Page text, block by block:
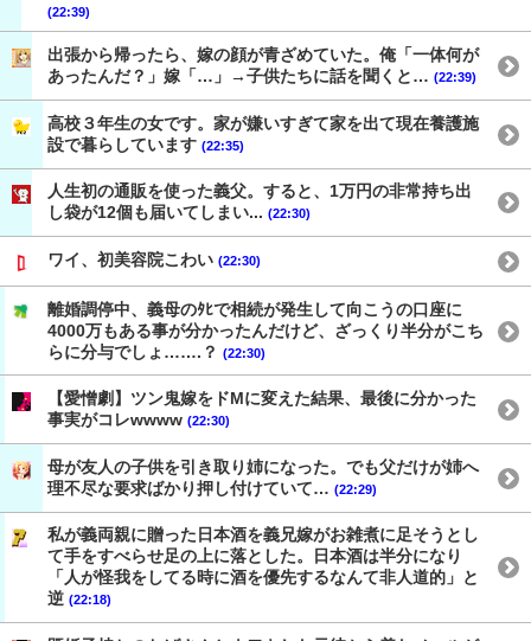
(22:39)
出張から帰ったら、嫁の顔が青ざめていた。俺「一体何が
あったんだ？」嫁「…」→子供たちに話を聞くと… (22:39)
高校３年生の女です。家が嫌いすぎて家を出て現在養護施
設で暮らしています (22:35)
人生初の通販を使った義父。すると、1万円の非常持ち出
し袋が12個も届いてしまい... (22:30)
ワイ、初美容院こわい (22:30)
離婚調停中、義母のﾀﾋで相続が発生して向こうの口座に
4000万もある事が分かったんだけど、ざっくり半分がこち
らに分与でしょ…….？ (22:30)
【愛憎劇】ツン鬼嫁をドMに変えた結果、最後に分かった
事実がコレwwww (22:30)
母が友人の子供を引き取り姉になった。でも父だけが姉へ
理不尽な要求ばかり押し付けていて… (22:29)
私が義両親に贈った日本酒を義兄嫁がお雑煮に足そうとし
て手をすべらせ足の上に落とした。日本酒は半分になり
「人が怪我をしてる時に酒を優先するなんて非人道的」と
逆 (22:18)